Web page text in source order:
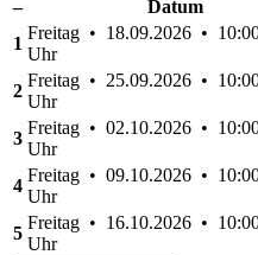
–
Datum
1
Freitag • 18.09.2026 •
Uhr
2
Freitag • 25.09.2026 •
Uhr
3
Freitag • 02.10.2026 •
Uhr
4
Freitag • 09.10.2026 •
Uhr
5
Freitag • 16.10.2026 •
Uhr